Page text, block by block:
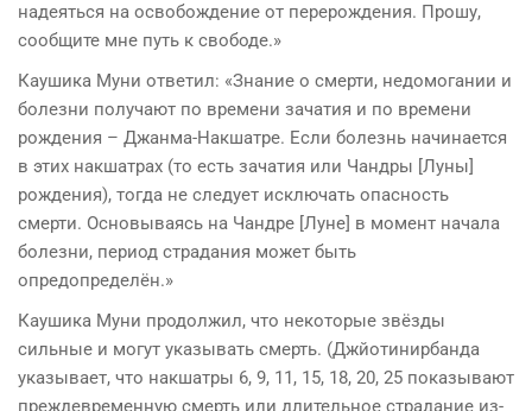
надеяться на освобождение от перерождения. Прошу,
сообщите мне путь к свободе.»
Каушика Муни ответил: «Знание о смерти, недомогании и
болезни получают по времени зачатия и по времени
рождения – Джанма-Накшатре. Если болезнь начинается
в этих накшатрах (то есть зачатия или Чандры [Луны]
рождения), тогда не следует исключать опасность
смерти. Основываясь на Чандре [Луне] в момент начала
болезни, период страдания может быть
опредопределён.»
Каушика Муни продолжил, что некоторые звёзды
сильные и могут указывать смерть. (Джйотинирбанда
указывает, что накшатры 6, 9, 11, 15, 18, 20, 25 показывают
преждевременную смерть или длительное страдание из-